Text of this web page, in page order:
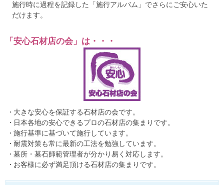
施行時に過程を記録した「施行アルバム」でさらにご安心いた
だけます。
「安心石材店の会」は・・・
大きな安心を保証する石材店の会です。
日本各地の安心できるプロの石材店の集まりです。
施行基準に基づいて施行しています。
耐震対策も常に最新の工法を勉強しています。
墓所・墓石師範管理者が分かり易く対応します。
お客様に必ず満足頂ける石材店の集まりです。